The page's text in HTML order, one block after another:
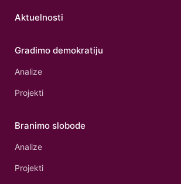
Aktuelnosti
Gradimo demokratiju
Analize
Projekti
Branimo slobode
Analize
Projekti